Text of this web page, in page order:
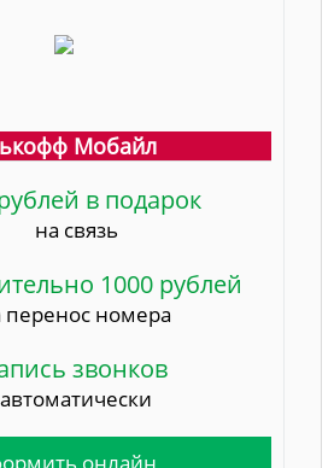
Мобайл
в подарок
на связь
1000 рублей
перенос номера
звонков
автоматически